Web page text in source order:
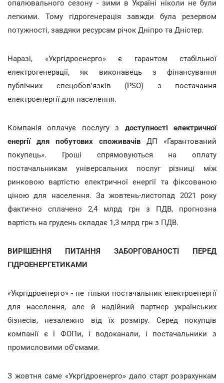
опалювального сезону - зими в Україні ніколи не були
легкими. Тому гідрогенерація завжди була резервом
потужності, завдяки ресурсам річок Дніпро та Дністер.
Наразі, «Укргідроенерго» є гарантом стабільної
електрогенерації, як виконавець з фінансування
публічних спецобов'язків (PSO) з постачання
електроенергії для населення.
Компанія оплачує послугу з доступності електричної
енергії для побутових споживачів ДП «Гарантований
покупець». Гроші спрямовуються на оплату
постачальникам універсальних послуг різниці між
ринковою вартістю електричної енергії та фіксованою
ціною для населення. За жовтень-листопад 2021 року
фактично сплачено 2,4 млрд грн з ПДВ, прогнозна
вартість на грудень складає 1,3 млрд грн з ПДВ.
ВИРІШЕННЯ ПИТАННЯ ЗАБОРГОВАНОСТІ ПЕРЕД
ГІДРОЕНЕРГЕТИКАМИ
«Укргідроенерго» - не тільки постачальник електроенергії
для населення, але й надійний партнер українських
бізнесів, незалежно від їх розміру. Серед покупців
компанії є і ФОПи, і водоканали, і постачальники з
промисловими об'ємами.
З жовтня саме «Укргідроенерго» дало старт розрахункам